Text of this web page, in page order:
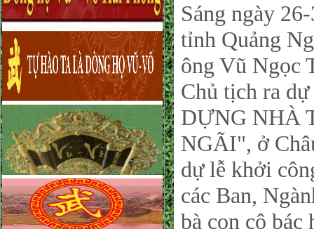
Sáng ngày
tỉnh Quảng
ông Vũ Ngọc
Chủ tịch ra
DỰNG NHÀ
NGÃI", ở
dự lễ khởi
các Ban,
bà con cô